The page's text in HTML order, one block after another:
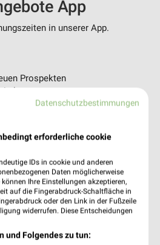
App
in unserer App.
Prospekten
planen
Datenschutzbestimmungen
erforderliche cookie
IDs in cookie und anderen
Daten möglicherweise
Ihre Einstellungen akzeptieren,
auf die Fingerabdruck-Schaltfläche in
oder den Link in der Fußzeile
widerrufen. Diese Entscheidungen
und Folgendes zu tun: